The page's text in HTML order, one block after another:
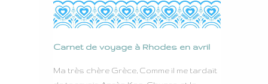
Carnet de voyage à Rhodes en avril
Ma très chère Grèce, Comme il me tardait